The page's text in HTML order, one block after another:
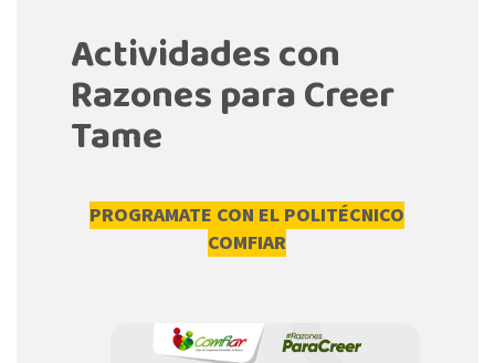
Actividades con
Razones para Creer
Tame
PROGRAMATE CON EL POLITÉCNICO
COMFIAR